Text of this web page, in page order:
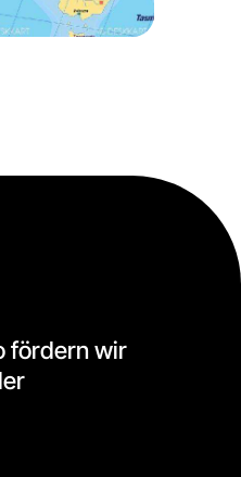
fördern wir